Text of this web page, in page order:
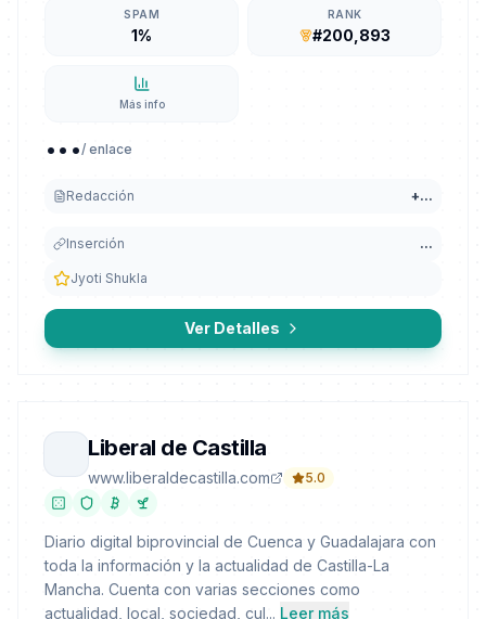
SPAM
1%
RANK
#200,893
Más info
.../ enlace
Redacción +...
Inserción ...
Jyoti Shukla
Ver Detalles
Liberal de Castilla
www.liberaldecastilla.com 5.0
Diario digital biprovincial de Cuenca y Guadalajara con
toda la información y la actualidad de Castilla-La
Mancha. Cuenta con varias secciones como
actualidad, local, sociedad, cul... Leer más